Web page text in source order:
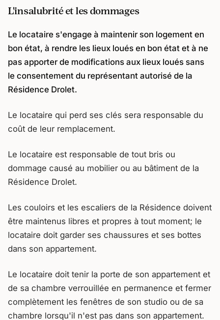
L'insalubrité et les dommages
Le locataire s'engage à maintenir son logement en
bon état, à rendre les lieux loués en bon état et à ne
pas apporter de modifications aux lieux loués sans
le consentement du représentant autorisé de la
Résidence Drolet.
Le locataire qui perd ses clés sera responsable du
coût de leur remplacement.
Le locataire est responsable de tout bris ou
dommage causé au mobilier ou au bâtiment de la
Résidence Drolet.
Les couloirs et les escaliers de la Résidence doivent
être maintenus libres et propres à tout moment; le
locataire doit garder ses chaussures et ses bottes
dans son appartement.
Le locataire doit tenir la porte de son appartement et
de sa chambre verrouillée en permanence et fermer
complètement les fenêtres de son studio ou de sa
chambre lorsqu'il n'est pas dans son appartement.